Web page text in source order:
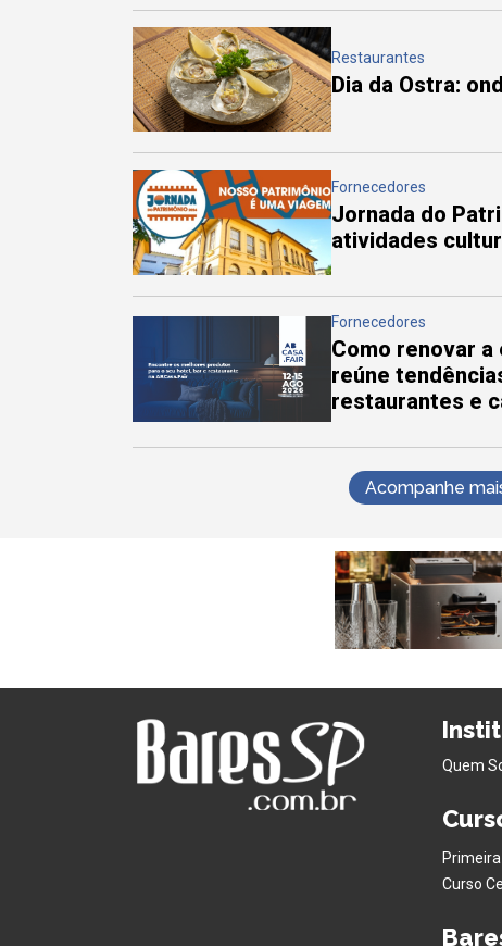
Restaurantes
Dia da Ostra:
Fornecedores
Jornada do
atividades
Fornecedores
Como renovar a
reúne
restaurantes e
Acompanhe
Quem
Curso